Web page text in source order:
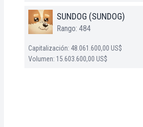
SUNDOG (SUNDOG)
Rango: 484
Capitalización: 48.061.600,00 US$
Volumen: 15.603.600,00 US$